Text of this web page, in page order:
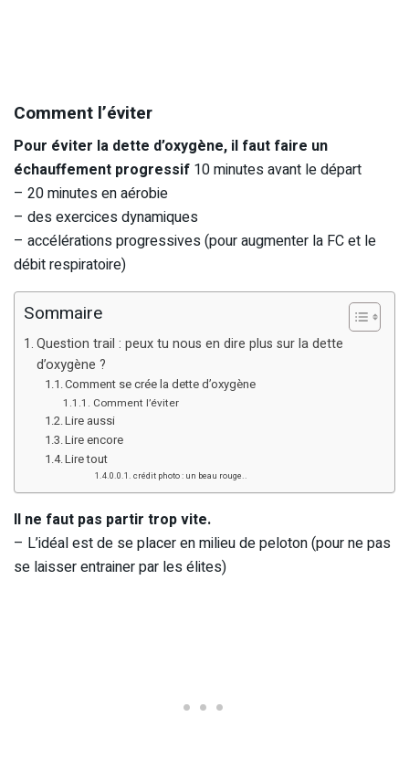
Comment l’éviter
Pour éviter la dette d’oxygène, il faut faire un
échauffement progressif 10 minutes avant le départ
– 20 minutes en aérobie
– des exercices dynamiques
– accélérations progressives (pour augmenter la FC et le
débit respiratoire)
Sommaire
Question trail : peux tu nous en dire plus sur la dette
d’oxygène ?
Comment se crée la dette d’oxygène
Comment l’éviter
Lire aussi
Lire encore
Lire tout
crédit photo : un beau rouge..
Il ne faut pas partir trop vite.
– L’idéal est de se placer en milieu de peloton (pour ne pas
se laisser entrainer par les élites)